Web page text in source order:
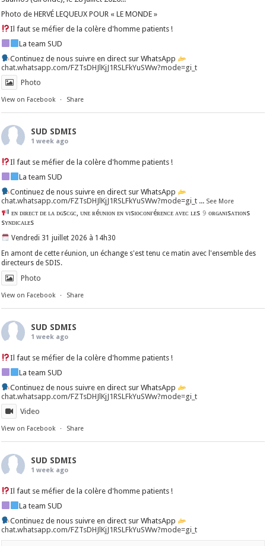
Photo de HERVÉ LEQUEUX POUR « LE MONDE »
Il faut se méfier de la colère d'homme patients !
La team SUD
Continuez de nous suivre en direct sur WhatsApp
chat.whatsapp.com/FZTsDHJlKjJ1RSLFkYuSWw?mode=gi_t
Photo
View on Facebook · Share
SUD SDMIS
1 week ago
Il faut se méfier de la colère d'homme patients !
La team SUD
Continuez de nous suivre en direct sur WhatsApp
chat.whatsapp.com/FZTsDHJlKjJ1RSLFkYuSWw?mode=gi_t
ᴇɴ ᴅɪʀᴇᴄᴛ ᴅᴇ ʟᴀ ᴅɢsᴄɢᴄ, ᴜɴᴇ ʀéᴜɴɪᴏɴ ᴇɴ ᴠɪsɪᴏᴄᴏɴғéʀᴇɴᴄᴇ ᴀᴠᴇᴄ ʟᴇs 𝟿 ᴏʀɢᴀɴɪsᴀᴛɪᴏɴs
sʏɴᴅɪᴄᴀʟᴇs
Vendredi 31 juillet 2026 à 14h30
En amont de cette réunion, un échange s'est tenu ce matin avec l'ensemble des
directeurs de SDIS.
... See More
Photo
View on Facebook · Share
SUD SDMIS
1 week ago
Il faut se méfier de la colère d'homme patients !
La team SUD
Continuez de nous suivre en direct sur WhatsApp
chat.whatsapp.com/FZTsDHJlKjJ1RSLFkYuSWw?mode=gi_t
Video
View on Facebook · Share
SUD SDMIS
1 week ago
Il faut se méfier de la colère d'homme patients !
La team SUD
Continuez de nous suivre en direct sur WhatsApp
chat.whatsapp.com/FZTsDHJlKjJ1RSLFkYuSWw?mode=gi_t